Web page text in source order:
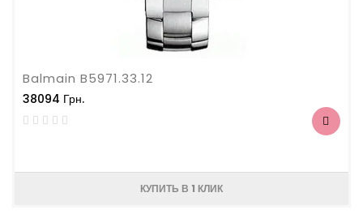
Balmain B5971.33.12
38094 Грн.
КУПИТЬ В 1 КЛИК